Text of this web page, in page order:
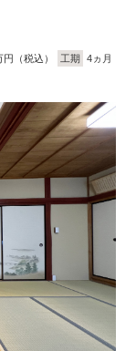
円（税込） 工期
4ヵ月